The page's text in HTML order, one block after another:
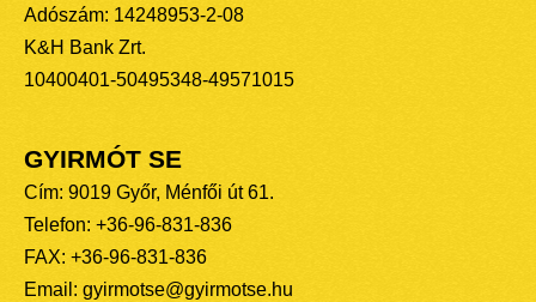
Adószám: 14248953-2-08
K&H Bank Zrt.
10400401-50495348-49571015
GYIRMÓT SE
Cím: 9019 Győr, Ménfői út 61.
Telefon: +36-96-831-836
FAX: +36-96-831-836
Email: gyirmotse@gyirmotse.hu